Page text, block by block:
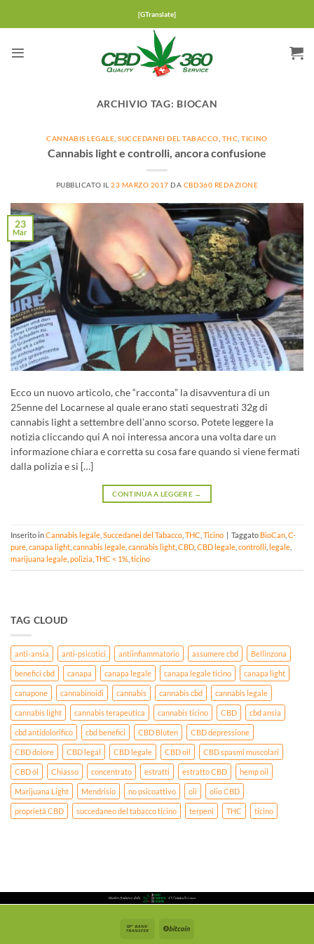
[GTranslate]
ARCHIVIO TAG: BIOCAN
CANNABIS LEGALE ,SUCCEDANEI DEL TABACCO THC ,TICINO
Cannabis light e controlli, ancora confusione
PUBBLICATO IL23 MARZO 2017 DA CBD360 REDAZIONE
23
Mar
Ecco un nuovo articolo, che “racconta” la disavventura di un
25enne del Locarnese al quale erano stati sequestrati 32g di
cannabis light a settembre dell’anno scorso. Potete leggere la
notizia cliccando qui A noi interessa ancora una volta dare un
informazione chiara e corretta su cosa fare quando si viene fermati
dalla polizia e si […]
CONTINUA A LEGGERE →
Inserito inCannabis legale Succedanei del Tabacco THC Ticino Taggato BioCan C-
pure canapa light cannabis legale cannabis light CBD CBD legale controlli legale
marijuana legale polizia THC < 1% ticino
TAG CLOUD
anti-ansia anti-psicotici antiinfiammatorio assumere cbd Bellinzona
benefici cbd canapa canapa legale canapa legale ticino canapa light
canapone cannabinoidi cannabis cannabis cbd cannabis legale
cannabis light cannabis terapeutica cannabis ticino CBD cbd ansia
cbd antidolorifico cbd benefici CBD Blüten CBD depressione
CBD dolore CBD legal CBD legale CBD oil CBD spasmi muscolari
CBD öl Chiasso concentrato estratti estratto CBD hemp oil
Marijuana Light Mendrisio no psicoattivo oli olio CBD
proprietà CBD succedaneo del tabacco ticino terpeni THC ticino
Bank